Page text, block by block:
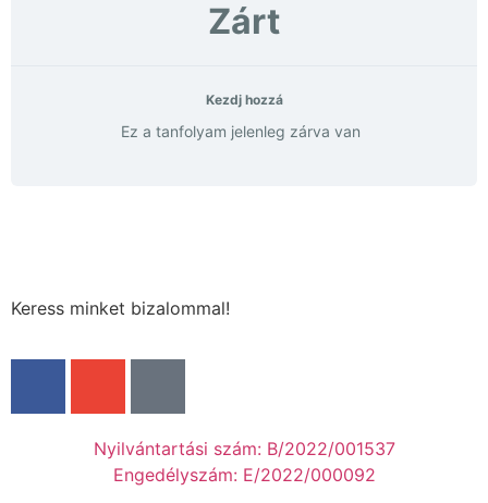
Zárt
Kezdj hozzá
Ez a tanfolyam jelenleg zárva van
Keress minket bizalommal!
Nyilvántartási szám: B/2022/001537
Engedélyszám: E/2022/000092